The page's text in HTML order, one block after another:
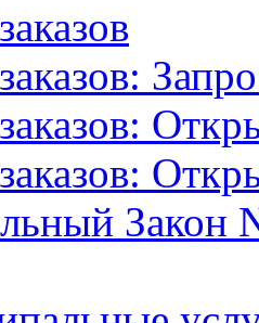
Закон